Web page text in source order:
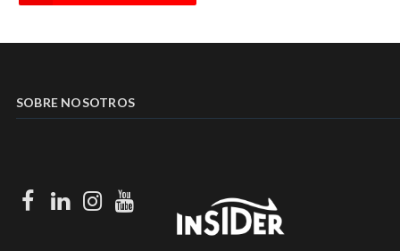
SOBRE NOSOTROS
Facebook
LinkedIn
Instagram
Youtube